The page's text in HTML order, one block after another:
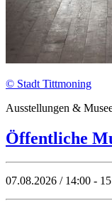
© Stadt Tittmoning
Ausstellungen &
Öffentliche
07.08.2026 / 14:00 -